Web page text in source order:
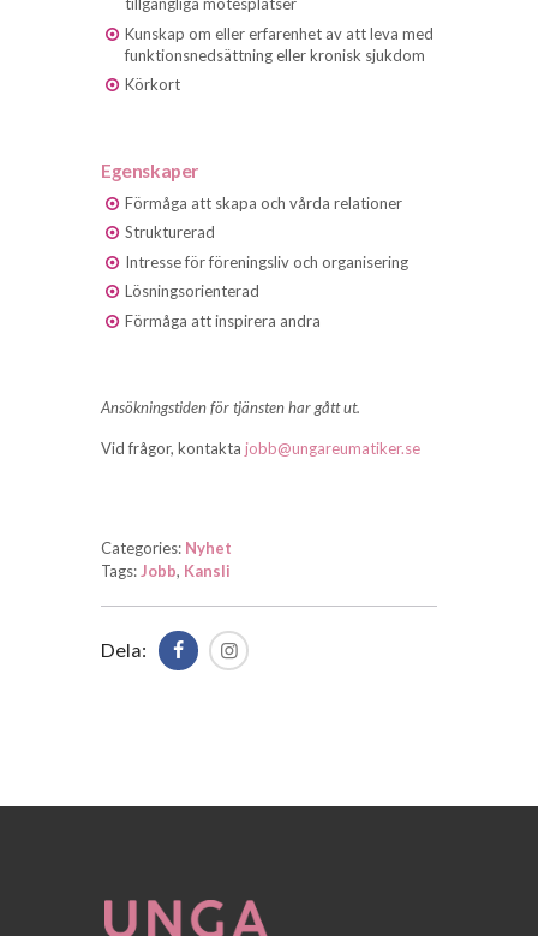
tillgängliga mötesplatser
Kunskap om eller erfarenhet av att leva med
funktionsnedsättning eller kronisk sjukdom
Körkort
Egenskaper
Förmåga att skapa och vårda relationer
Strukturerad
Intresse för föreningsliv och organisering
Lösningsorienterad
Förmåga att inspirera andra
Ansökningstiden för tjänsten har gått ut.
Vid frågor, kontakta jobb@ungareumatiker.se
Categories: Nyhet
Tags: Jobb, Kansli
Dela: